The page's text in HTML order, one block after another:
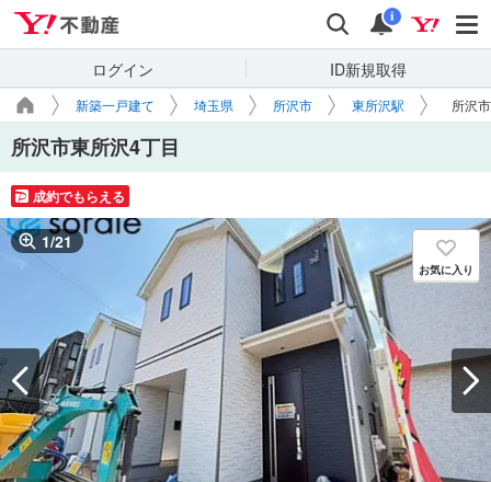
検索 通知
i
ログイン ID新規取得
新築一戸建て 埼玉県 所沢市 東所沢駅 所沢
所沢市東所沢4丁目
成約でもらえる
1/21
お気に入り